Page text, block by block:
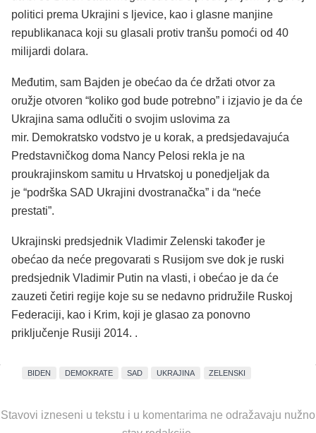
politici prema Ukrajini s ljevice, kao i glasne manjine
republikanaca koji su glasali protiv tranšu pomoći od 40
milijardi dolara.
Međutim, sam Bajden je obećao da će držati otvor za
oružje otvoren “koliko god bude potrebno” i izjavio je da će
Ukrajina sama odlučiti o svojim uslovima za
mir. Demokratsko vodstvo je u korak, a predsjedavajuća
Predstavničkog doma Nancy Pelosi rekla je na
proukrajinskom samitu u Hrvatskoj u ponedjeljak da
je “podrška SAD Ukrajini dvostranačka” i da “neće
prestati”.
Ukrajinski predsjednik Vladimir Zelenski također je
obećao da neće pregovarati s Rusijom sve dok je ruski
predsjednik Vladimir Putin na vlasti, i obećao je da će
zauzeti četiri regije koje su se nedavno pridružile Ruskoj
Federaciji, kao i Krim, koji je glasao za ponovno
priključenje Rusiji 2014. .
BIDEN DEMOKRATE SAD UKRAJINA ZELENSKI
Stavovi izneseni u tekstu i u komentarima ne odražavaju nužno